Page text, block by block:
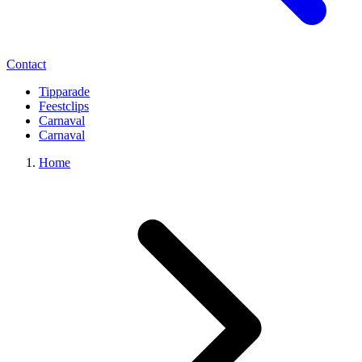
Contact
Tipparade
Feestclips
Carnaval
Carnaval
Home